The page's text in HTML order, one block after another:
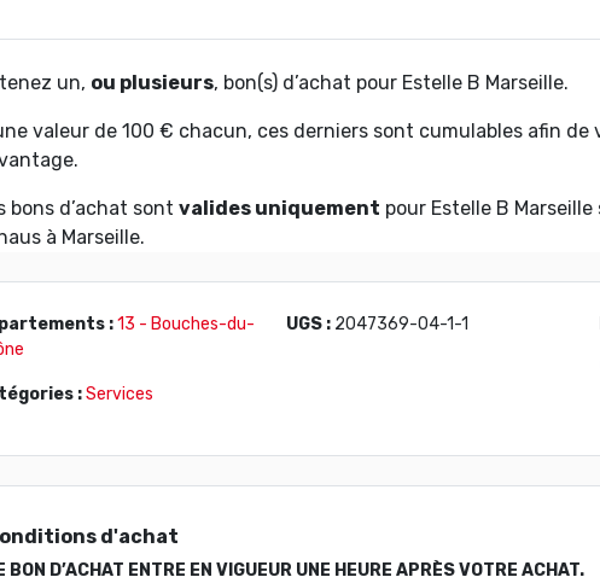
un, ou plusieurs, bon(s) d’achat pour Estelle B Marseille.
valeur de 100 € chacun, ces derniers sont cumulables afin de
bons d’achat sont valides uniquement pour Estelle B
à Marseille.
:13 - Bouches-du-
:Services
UGS : 2047369-04-1-1
d'achat
BON D’ACHAT ENTRE EN VIGUEUR UNE HEURE APRÈS VOTRE ACHAT.